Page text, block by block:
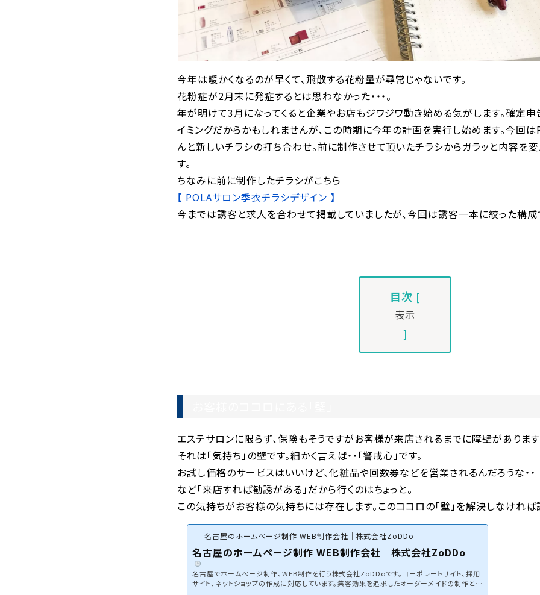
今年は暖かくなるのが早くて、飛散する花粉量が尋常じゃないです。
花粉症が2月末に発症するとは思わなかった・・・。
年が明けて3月になってくると企業やお店もジワジワ動き始める気がします。確定
イミングだからかもしれませんが、この時期に今年の計画を実行し始めます。今回
んと新しいチラシの打ち合わせ。前に制作させて頂いたチラシからガラッと内容を
す。
ちなみに前に制作したチラシがこちら
【 POLAサロン季衣チラシデザイン 】
今までは誘客と求人を合わせて掲載していましたが、今回は誘客一本に絞った構成
目次 [
表示
]
エステサロンに限らず、保険もそうですがお客様が来店されるまでに障壁があります
それは「気持ち」の壁です。細かく言えば・・「警戒心」です。
お試し価格のサービスはいいけど、化粧品や回数券などを営業されるんだろうな・・
など「来店すれば勧誘がある」だから行くのはちょっと。
この気持ちがお客様の気持ちには存在します。このココロの「壁」を解決しなけれ
名古屋のホームページ制作 WEB制作会社｜株式会社ZoDDo
名古屋のホームページ制作 WEB制作会社｜株式会社ZoDDo
名古屋でホームページ制作、WEB制作を行う株式会社ZoDDoです。コーポレートサイト、採用
サイト、ネットショップの作成に対応しています。集客効果を追求したオーダーメイドの制作とW